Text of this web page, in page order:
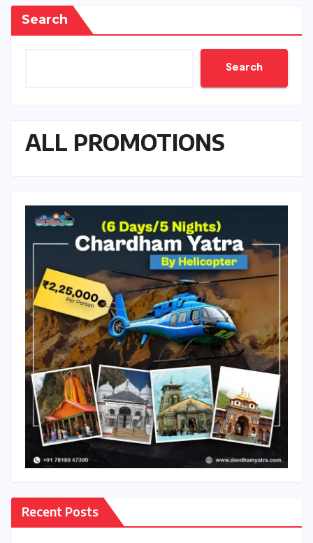
Search
Search
ALL PROMOTIONS
Recent Posts